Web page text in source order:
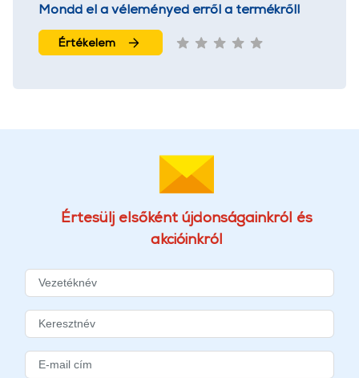
Mondd el a véleményed erről a termékről!
Értékelem
Értesülj elsőként újdonságainkról és
akcióinkról